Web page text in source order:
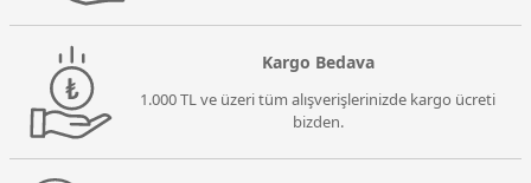
Kargo Bedava
1.000 TL ve üzeri tüm alışverişlerinizde kargo ücreti
bizden.